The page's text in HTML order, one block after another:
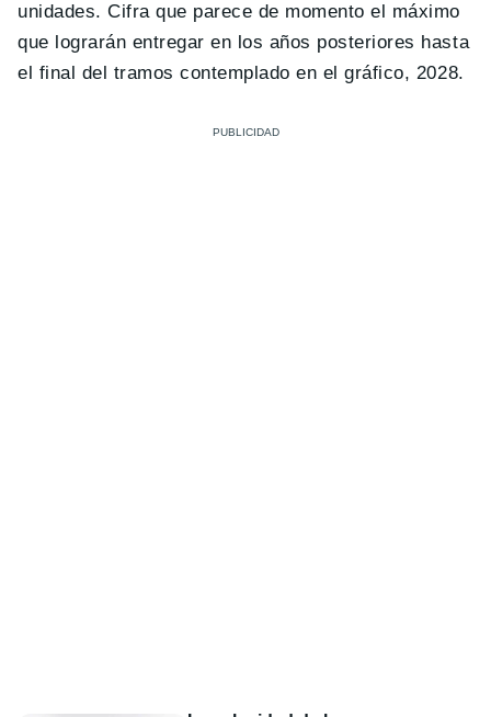
unidades. Cifra que parece de momento el máximo
que lograrán entregar en los años posteriores hasta
el final del tramos contemplado en el gráfico, 2028.